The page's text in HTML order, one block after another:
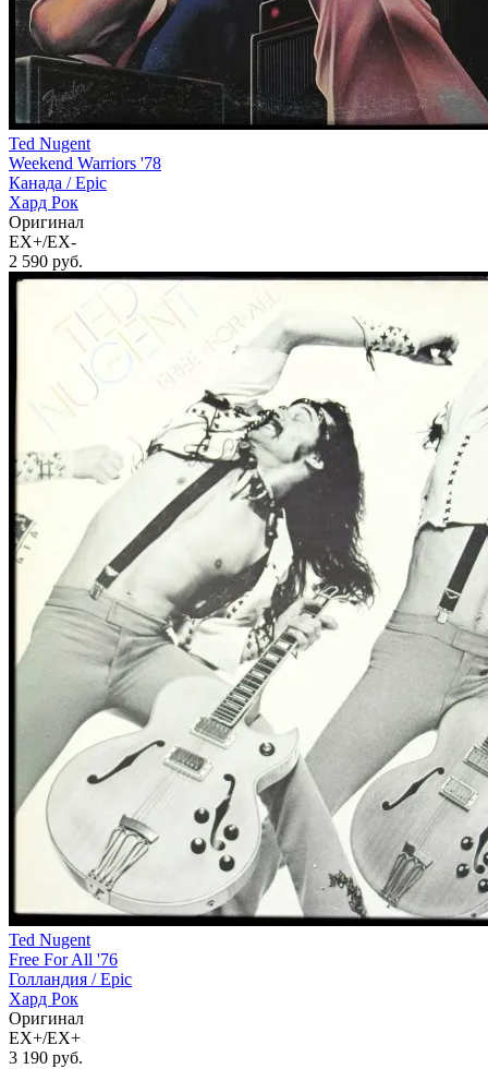
Ted Nugent
Weekend Warriors '78
Канада /Epic
Хард Рок
Оригинал
EX+/EX-
2 590 руб.
Ted Nugent
Free For All '76
Голландия /Epic
Хард Рок
Оригинал
EX+/EX+
3 190 руб.